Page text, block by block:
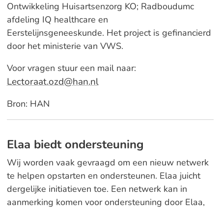
Ontwikkeling Huisartsenzorg KO; Radboudumc
afdeling IQ healthcare en
Eerstelijnsgeneeskunde. Het project is gefinancierd
door het ministerie van VWS.
Voor vragen stuur een mail naar:
Lectoraat.ozd@han.nl
Bron: HAN
Elaa biedt ondersteuning
Wij worden vaak gevraagd om een nieuw netwerk
te helpen opstarten en ondersteunen. Elaa juicht
dergelijke initiatieven toe. Een netwerk kan in
aanmerking komen voor ondersteuning door Elaa,